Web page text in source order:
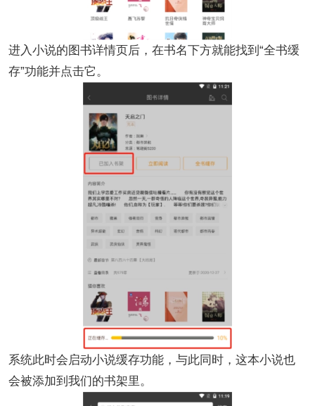
进入小说的图书详情页后，在书名下方就能找到“全书缓
存”功能并点击它。
系统此时会启动小说缓存功能，与此同时，这本小说也
会被添加到我们的书架里。